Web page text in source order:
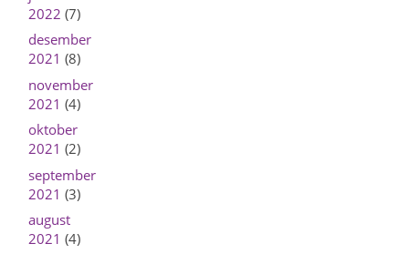
2022 (7)
desember
2021 (8)
november
2021 (4)
oktober
2021 (2)
september
2021 (3)
august
2021 (4)